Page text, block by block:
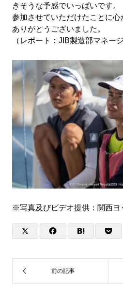
きそうな予感でいっぱいです。
参加させていただけたことに心
ありがとうございました。
（レポート：JIB製造部マネー
※写真及びビデオ提供：関西ヨ